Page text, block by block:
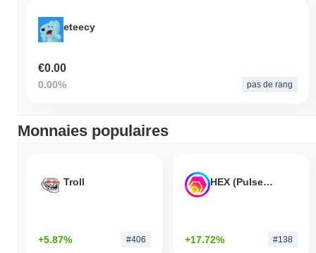
eteecy
€0.00
0.00% pas de rang
Monnaies populaires
Troll
+5.87% #406
HEX (Pulsechain)
+17.72% #138